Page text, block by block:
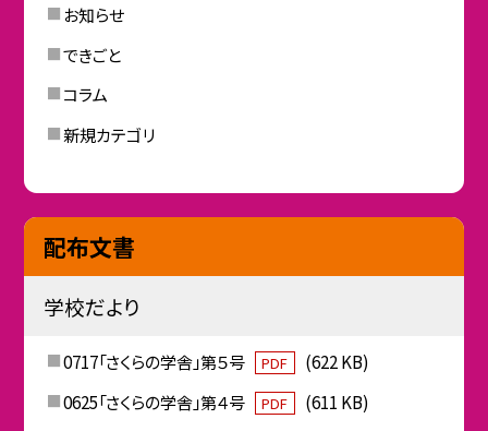
お知らせ
できごと
コラム
新規カテゴリ
配布文書
学校だより
0717「さくらの学舎」第５号 PDF
(622 KB)
0625「さくらの学舎」第４号
PDF
(611 KB)